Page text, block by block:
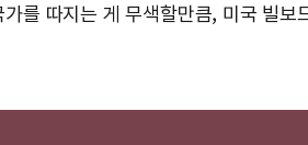
를 따지는 게 무색할만큼, 미국 빌